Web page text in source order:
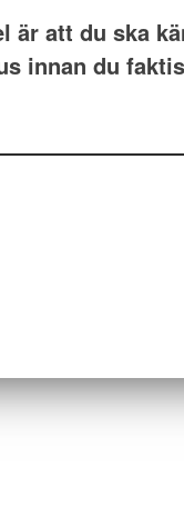
är att du ska
innan du